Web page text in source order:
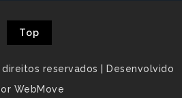
reservados | Desenvolvido
WebMove
Top